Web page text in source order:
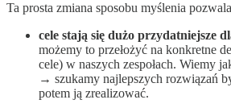
Ta prosta zmiana sposobu myślenia
cele stają się dużo przydatniejsze
możemy to przełożyć na konkretne
cele) w naszych zespołach. Wiemy
→ szukamy najlepszych rozwiązań
potem ją zrealizować.